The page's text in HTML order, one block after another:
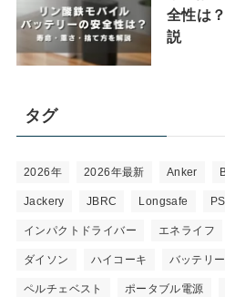
全性は
説
タグ
2026年 2026年最新 Anker
Jackery JBRC Longsafe
インパクトドライバー エネライフ
ダイソン ハイコーキ バッテリー
ペルチェベスト ポータブル電源